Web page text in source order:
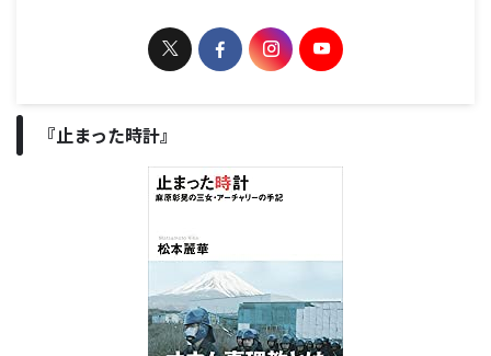
『止まった時計』